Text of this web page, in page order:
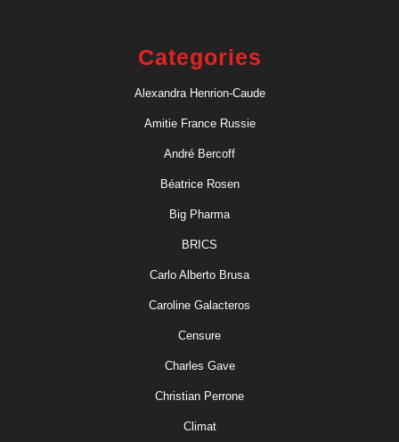
Categories
Alexandra Henrion-Caude
Amitie France Russie
André Bercoff
Béatrice Rosen
Big Pharma
BRICS
Carlo Alberto Brusa
Caroline Galacteros
Censure
Charles Gave
Christian Perrone
Climat